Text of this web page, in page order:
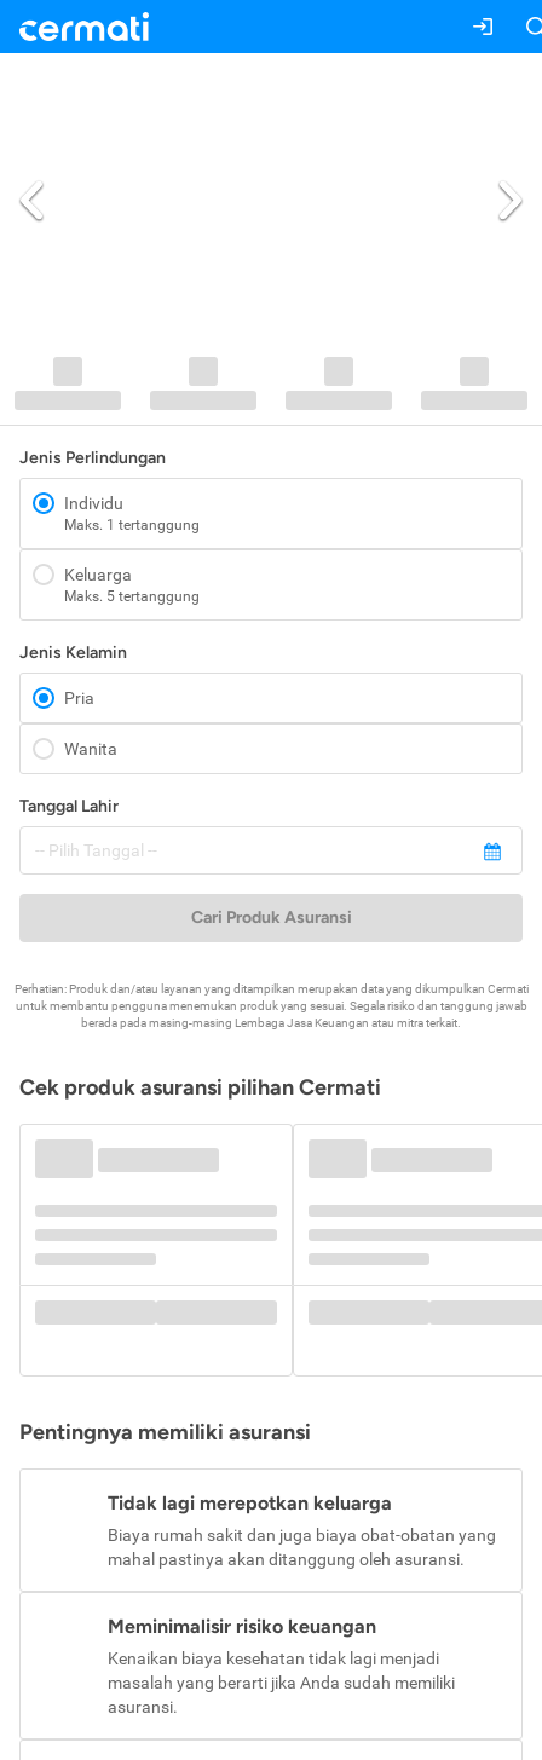
Jenis Perlindungan
Individu
Maks. 1 tertanggung
Keluarga
Maks. 5 tertanggung
Jenis Kelamin
Pria
Wanita
Tanggal Lahir
Cari Produk Asuransi
Perhatian: Produk dan/atau layanan yang ditampilkan merupakan data yang dikumpulkan Cermati
untuk membantu pengguna menemukan produk yang sesuai. Segala risiko dan tanggung jawab
berada pada masing-masing Lembaga Jasa Keuangan atau mitra terkait.
Cek produk asuransi pilihan Cermati
Pentingnya memiliki asuransi
Tidak lagi merepotkan keluarga
Biaya rumah sakit dan juga biaya obat-obatan yang
mahal pastinya akan ditanggung oleh asuransi.
Meminimalisir risiko keuangan
Kenaikan biaya kesehatan tidak lagi menjadi
masalah yang berarti jika Anda sudah memiliki
asuransi.